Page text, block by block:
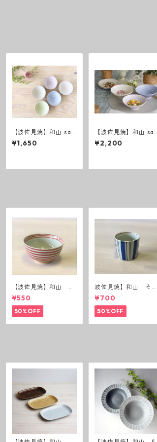
【波佐見焼】和山 saz
anami 飯碗
¥1,650
【波佐見焼】和山 saz
anami 平碗
¥2,200
【波佐見焼】和山 ボ
ーダー茶碗 赤
¥550
50%OFF
波佐見焼】和山 そば
猪口（十草）
¥700
50%OFF